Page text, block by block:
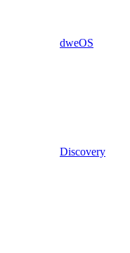
dweOS
Discovery